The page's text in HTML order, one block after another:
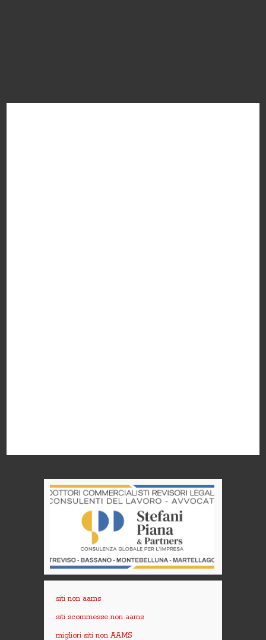
siti non aams
siti scommesse non aams
migliori siti non AAMS